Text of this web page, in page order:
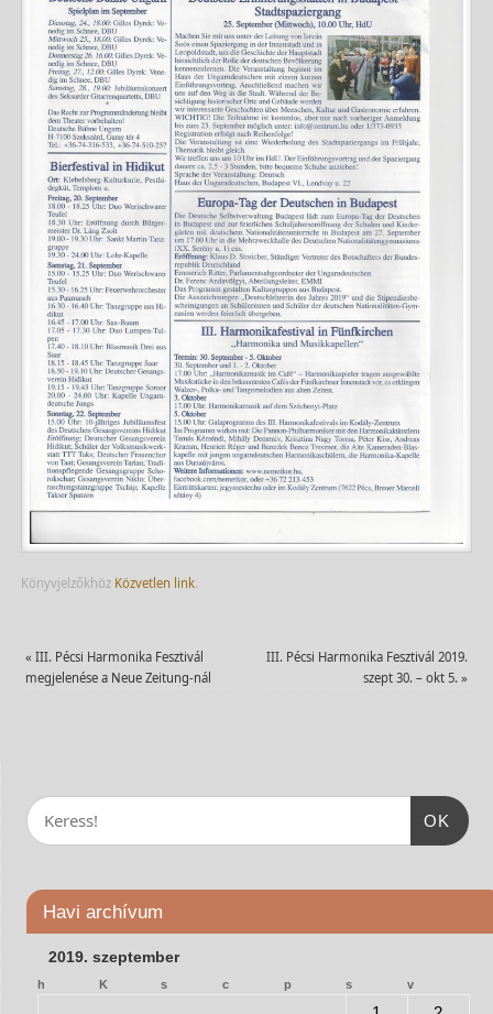
Könyvjelzőkhöz Közvetlen link.
« III. Pécsi Harmonika Fesztivál
megjelenése a Neue Zeitung-nál
III. Pécsi Harmonika Fesztivál 2019.
szept 30. – okt 5.»
OK
Havi archívum
2019. szeptember
h K s c p s v